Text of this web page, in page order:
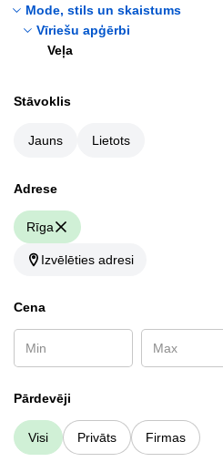
Mode, stils un skaistums
Vīriešu apģērbi
Veļa
Stāvoklis
Jauns Lietots
Аdrese
Rīga
Izvēlēties adresi
Cena
Pārdevēji
Visi Privāts Firmas